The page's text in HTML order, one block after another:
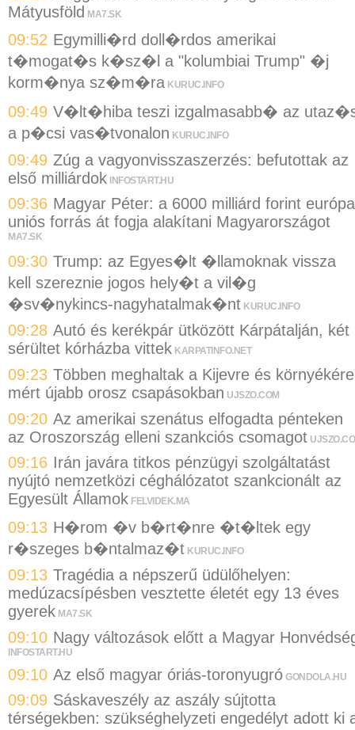
Mátyusföld MA7.SK
09:52 Egymilli�rd doll�rdos amerikai
t�mogat�s k�sz�l a "kolumbiai Trump" �j
korm�nya sz�m�ra KURUC.INFO
09:49 V�lt�hiba teszi izgalmasabb� az
a p�csi vas�tvonalon KURUC.INFO
09:49 Zúg a vagyonvisszaszerzés: befutottak az
első milliárdok INFOSTART.HU
09:36 Magyar Péter: a 6000 milliárd forint
uniós forrás át fogja alakítani Magyarországot
MA7.SK
09:30 Trump: az Egyes�lt �llamoknak vissza
kell szereznie jogos hely�t a vil�g
�sv�nykincs-nagyhatalmak�nt KURUC.INFO
09:28 Autó és kerékpár ütközött Kárpátalján, két
sérültet kórházba vittek KARPATINFO.NET
09:23 Többen meghaltak a Kijevre és környékére
mért újabb orosz csapásokban UJSZO.COM
09:20 Az amerikai szenátus elfogadta pénteken
az Oroszország elleni szankciós csomagot
09:16 Irán javára titkos pénzügyi szolgáltatást
nyújtó nemzetközi céghálózatot szankcionált az
Egyesült Államok FELVIDEK.MA
09:13 H�rom �v b�rt�nre �t�ltek egy
r�szeges b�ntalmaz�t KURUC.INFO
09:13 Tragédia a népszerű üdülőhelyen:
medúzacsípésben vesztette életét egy 13 éves
gyerek MA7.SK
09:10 Nagy változások előtt a Magyar
INFOSTART.HU
09:10 Az első magyar óriás-toronyugró GONDOLA.HU
09:09 Sáskaveszély az aszály sújtotta
térségekben: szükséghelyzeti engedélyt adott ki